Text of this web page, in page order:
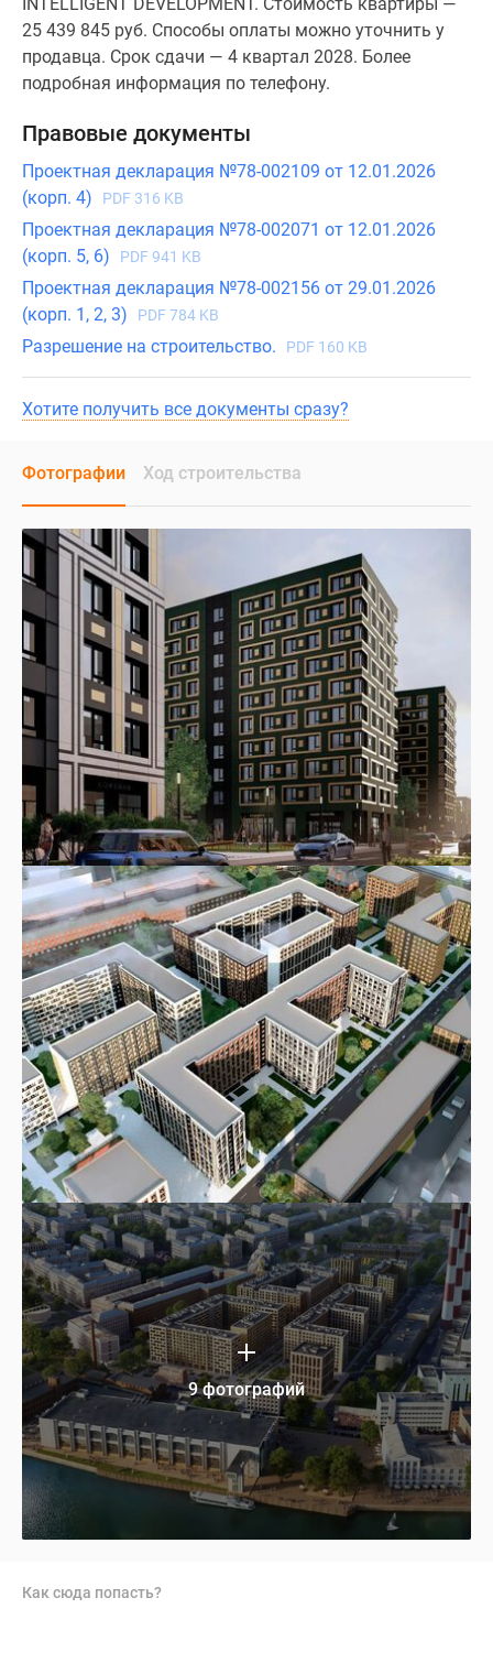
INTELLIGENT DEVELOPMENT. Стоимость квартиры —
25 439 845 руб. Способы оплаты можно уточнить у
продавца. Срок сдачи — 4 квартал 2028. Более
подробная информация по телефону.
Правовые документы
Проектная декларация №78-002109 от 12.01.2026
(корп. 4)
PDF 316 KB
Проектная декларация №78-002071 от 12.01.2026
(корп. 5, 6)
PDF 941 KB
Проектная декларация №78-002156 от 29.01.2026
(корп. 1, 2, 3)
PDF 784 KB
Разрешение на строительство. PDF 160 KB
Хотите получить все документы сразу?
Фотографии Ход строительства
9 фотографий
Как сюда попасть?